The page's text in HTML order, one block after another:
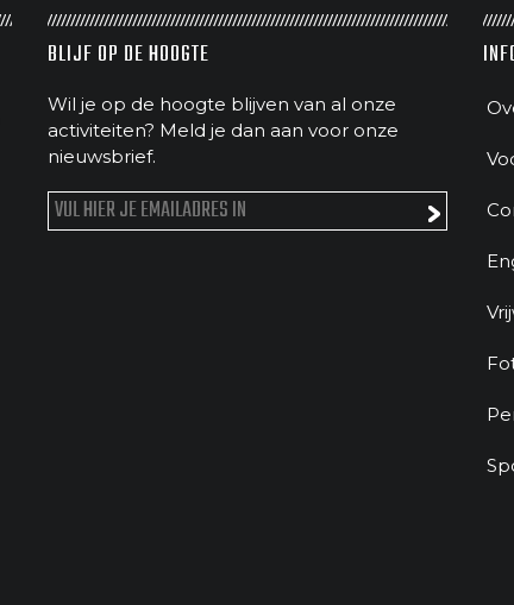
BLIJF OP DE HOOGTE
Wil je op de hoogte blijven van al onze
activiteiten? Meld je dan aan voor onze
nieuwsbrief.